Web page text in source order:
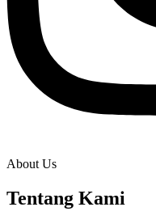
About Us
Tentang Kami